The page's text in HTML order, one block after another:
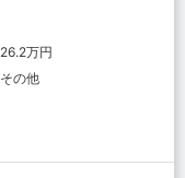
26.2万円
その他